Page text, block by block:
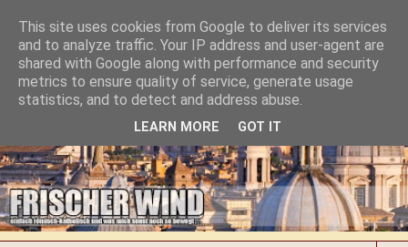
This site uses cookies from Google to deliver its services
and to analyze traffic. Your IP address and user-agent are
shared with Google along with performance and security
metrics to ensure quality of service, generate usage
statistics, and to detect and address abuse.
LEARN MORE GOT IT